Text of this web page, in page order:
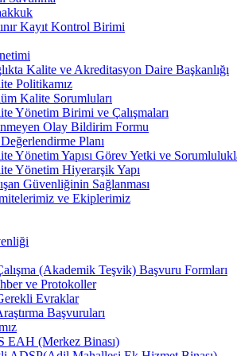
Kayıt Kontrol Birimi
Kalite ve Akreditasyon Daire Başkanlığı
Politikamız
Kalite Sorumluları
Yönetim Birimi ve Çalışmaları
Olay Bildirim Formu
Planı
Yönetim Yapısı Görev Yetki ve
Yönetim Hiyerarşik Yapı
Güvenliğinin Sağlanması
ve Ekiplerimiz
(Akademik Teşvik) Başvuru Formları
ve Protokoller
Evraklar
Başvuruları
EAH (Merkez Binası)